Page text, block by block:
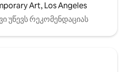
Art, Los Angeles
უწევს რეკომენდაციას